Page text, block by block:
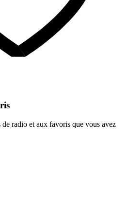
radio et aux favoris que vous avez